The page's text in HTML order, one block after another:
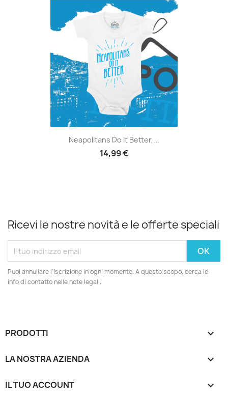
Neapolitans Do It Better,...
14,99 €
Ricevi le nostre novità e le offerte speciali
Puoi annullare l'iscrizione in ogni momento. A questo scopo, cerca le
info di contatto nelle note legali.
PRODOTTI 
LA NOSTRA AZIENDA 
IL TUO ACCOUNT 